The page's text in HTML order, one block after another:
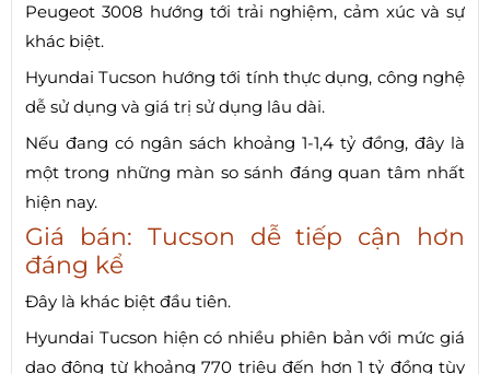
Peugeot 3008 hướng tới trải nghiệm, cảm xúc và sự
khác biệt.
Hyundai Tucson hướng tới tính thực dụng, công nghệ
dễ sử dụng và giá trị sử dụng lâu dài.
Nếu đang có ngân sách khoảng 1-1,4 tỷ đồng, đây là
một trong những màn so sánh đáng quan tâm nhất
hiện nay.
Giá bán: Tucson dễ tiếp cận hơn
đáng kể
Đây là khác biệt đầu tiên.
Hyundai Tucson hiện có nhiều phiên bản với mức giá
dao động từ khoảng 770 triệu đến hơn 1 tỷ đồng tùy